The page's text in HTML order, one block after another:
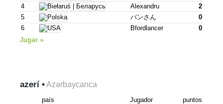
4
Alexandru
2
5
パンさん
0
6
Bfordlancer 0
Jugar »
azerí •Azərbaycanca
país Jugador
puntos